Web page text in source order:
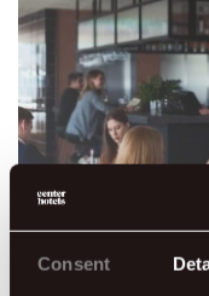
Consent